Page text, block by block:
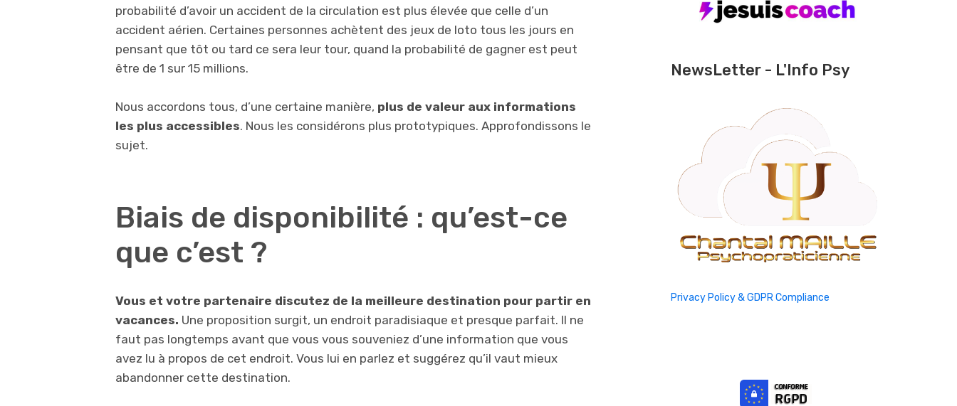
probabilité d’avoir un accident de la circulation est plus élevée que celle d’un
accident aérien. Certaines personnes achètent des jeux de loto tous les jours en
pensant que tôt ou tard ce sera leur tour, quand la probabilité de gagner est peut
être de 1 sur 15 millions.
Nous accordons tous, d’une certaine manière, plus de valeur aux informations
les plus accessibles. Nous les considérons plus prototypiques. Approfondissons le
sujet.
Biais de disponibilité : qu’est-ce
que c’est ?
Vous et votre partenaire discutez de la meilleure destination pour partir en
vacances. Une proposition surgit, un endroit paradisiaque et presque parfait. Il ne
faut pas longtemps avant que vous vous souveniez d’une information que vous
avez lu à propos de cet endroit. Vous lui en parlez et suggérez qu’il vaut mieux
abandonner cette destination.
NewsLetter - L'Info Psy
Privacy Policy & GDPR Compliance